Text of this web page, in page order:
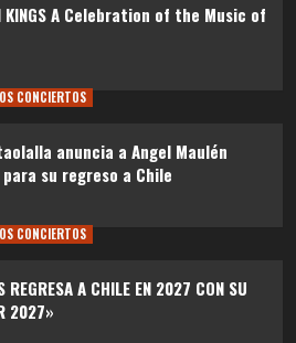
KINGS A Celebration of the Music of
CONCIERTOS
anuncia a Angel Maulén
su regreso a Chile
CONCIERTOS
REGRESA A CHILE EN 2027 CON SU
2027»